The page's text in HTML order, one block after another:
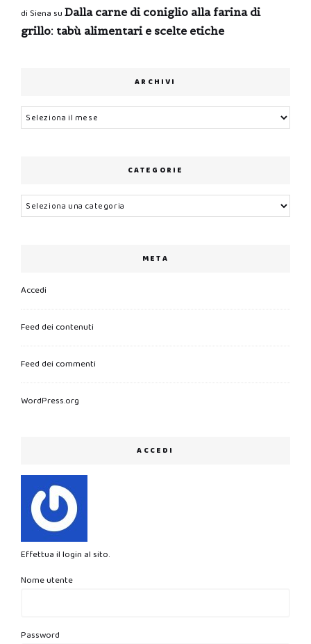
di Siena su Dalla carne di coniglio alla farina di
grillo: tabù alimentari e scelte etiche
ARCHIVI
Archivi
CATEGORIE
Categorie
META
Accedi
Feed dei contenuti
Feed dei commenti
WordPress.org
ACCEDI
Effettua il login al sito.
Nome utente
Password